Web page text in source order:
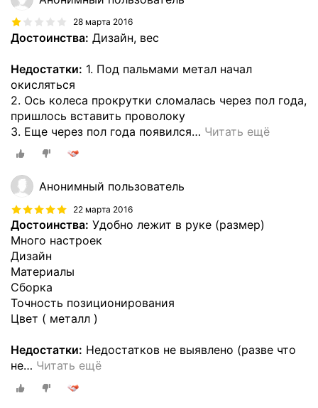
28 марта 2016
Достоинства: Дизайн, вес
Недостатки: 1. Под пальмами метал начал
окисляться
2. Ось колеса прокрутки сломалась через пол года,
пришлось вставить проволоку
3. Еще через пол года появился… Читать ещё
Анонимный пользователь
22 марта 2016
Достоинства: Удобно лежит в руке (размер)
Много настроек
Дизайн
Материалы
Сборка
Точность позиционирования
Цвет ( металл )
Недостатки: Недостатков не выявлено (разве что
не… Читать ещё